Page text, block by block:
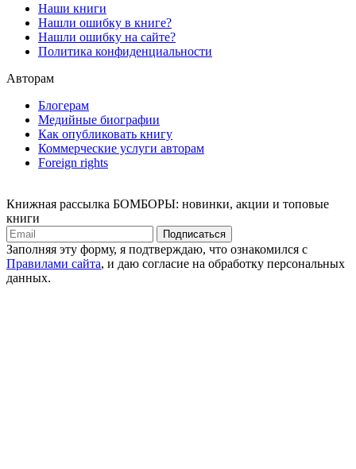
Наши книги
Нашли ошибку в книге?
Нашли ошибку на сайте?
Политика конфиденциальности
Авторам
Блогерам
Медийные биографии
Как опубликовать книгу
Коммерческие услуги авторам
Foreign rights
Книжная рассылка БОМБОРЫ: новинки, акции и топовые
книги
Подписаться
Заполняя эту форму, я подтверждаю, что ознакомился с
Правилами сайта, и даю согласие на обработку персональных
данных.